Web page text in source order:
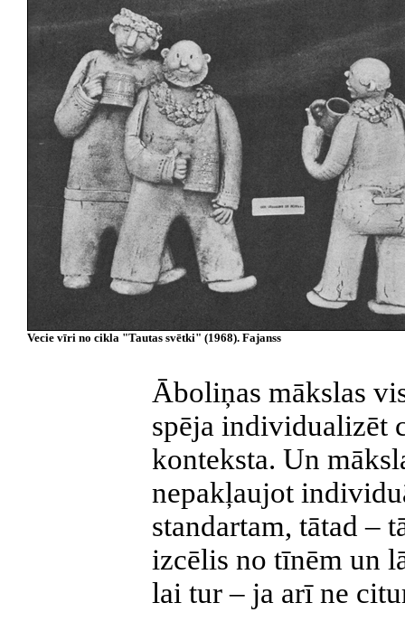
Vecie vīri no cikla "Tautas svētki" (1968). Fajanss
Āboliņas mākslas
spēja individualizēt
konteksta. Un
nepakļaujot
standartam, tātad –
izcēlis no tīnēm un
lai tur – ja arī ne